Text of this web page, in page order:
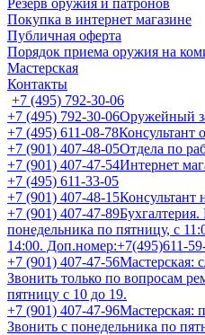
Резерв оружия и патронов
Покупка в интернет магазине
Публичная оферта
Порядок приема оружия на
Мастерская
Контакты
+7 (495) 792-30-06
+7 (495) 792-30-06Оружейный
+7 (495) 611-08-78Консультант
+7 (901) 407-48-05Отдела по
+7 (901) 407-47-54Интернет
+7 (495) 611-33-05
+7 (901) 407-48-15Консультант
+7 (901) 407-47-89
понедельника по пятницу, с
14:00. Доп.номер:+7(495)611-
+7 (901) 407-47-56Мастерская:
Звонить только по вопросам
пятницу с 10 до 19.
+7 (901) 407-47-96Мастерская:
Звонить с понедельника по